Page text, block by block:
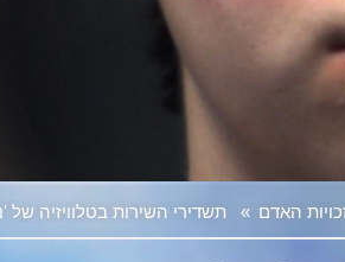
האדם » תשדירי השירות בטלוויזיה של